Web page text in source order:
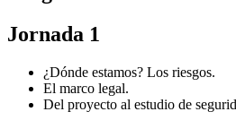
Jornada 1
¿Dónde estamos? Los riesgos.
El marco legal.
Del proyecto al estudio de